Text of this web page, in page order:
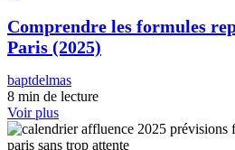
Comprendre les formules
Paris (2025)
baptdelmas
8 min de lecture
Voir plus